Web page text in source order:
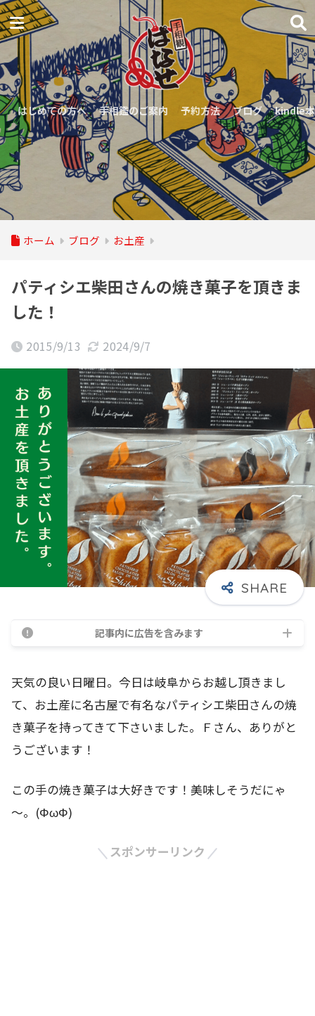
はじめての方へ 手相鑑のご案内 予約方法 ブログ kindle本
ホーム ブログ お土産
パティシエ柴田さんの焼き菓子を頂きま
した！
2015/9/13 2024/9/7
記事内に広告を含みます
天気の良い日曜日。今日は岐阜からお越し頂きまし
て、お土産に名古屋で有名なパティシエ柴田さんの焼
き菓子を持ってきて下さいました。Ｆさん、ありがと
うございます！
この手の焼き菓子は大好きです！美味しそうだにゃ
～。(ΦωΦ)
スポンサーリンク